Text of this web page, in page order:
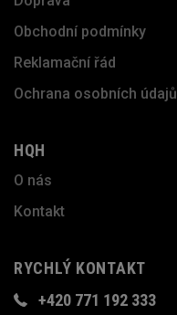
Obchodní podmínky
Reklamační řád
Ochrana osobních údajů
HQH
O nás
Kontakt
RYCHLÝ KONTAKT
+420 771 192 333